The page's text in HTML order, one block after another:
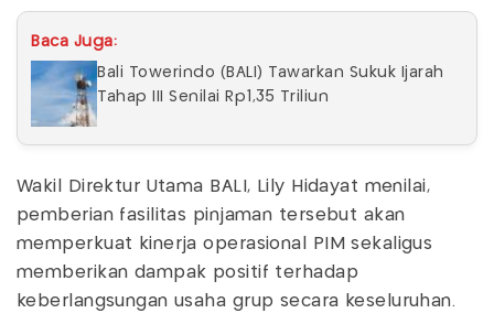
Baca Juga:
Bali Towerindo (BALI) Tawarkan Sukuk Ijarah
Tahap III Senilai Rp1,35 Triliun
Wakil Direktur Utama BALI, Lily Hidayat menilai,
pemberian fasilitas pinjaman tersebut akan
memperkuat kinerja operasional PIM sekaligus
memberikan dampak positif terhadap
keberlangsungan usaha grup secara keseluruhan.